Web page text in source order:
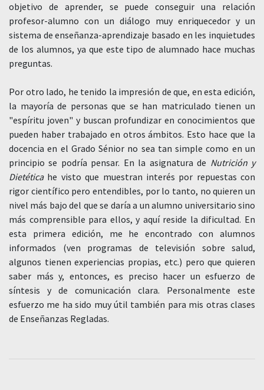
objetivo de aprender, se puede conseguir una relación
profesor-alumno con un diálogo muy enriquecedor y un
sistema de enseñanza-aprendizaje basado en les inquietudes
de los alumnos, ya que este tipo de alumnado hace muchas
preguntas.
Por otro lado, he tenido la impresión de que, en esta edición,
la mayoría de personas que se han matriculado tienen un
"espíritu joven" y buscan profundizar en conocimientos que
pueden haber trabajado en otros ámbitos. Esto hace que la
docencia en el Grado Sénior no sea tan simple como en un
principio se podría pensar. En la asignatura de Nutrición y
Dietéticahe visto que muestran interés por repuestas con
rigor científico pero entendibles, por lo tanto, no quieren un
nivel más bajo del que se daría a un alumno universitario sino
más comprensible para ellos, y aquí reside la dificultad. En
esta primera edición, me he encontrado con alumnos
informados (ven programas de televisión sobre salud,
algunos tienen experiencias propias, etc.) pero que quieren
saber más y, entonces, es preciso hacer un esfuerzo de
síntesis y de comunicación clara. Personalmente este
esfuerzo me ha sido muy útil también para mis otras clases
de Enseñanzas Regladas.